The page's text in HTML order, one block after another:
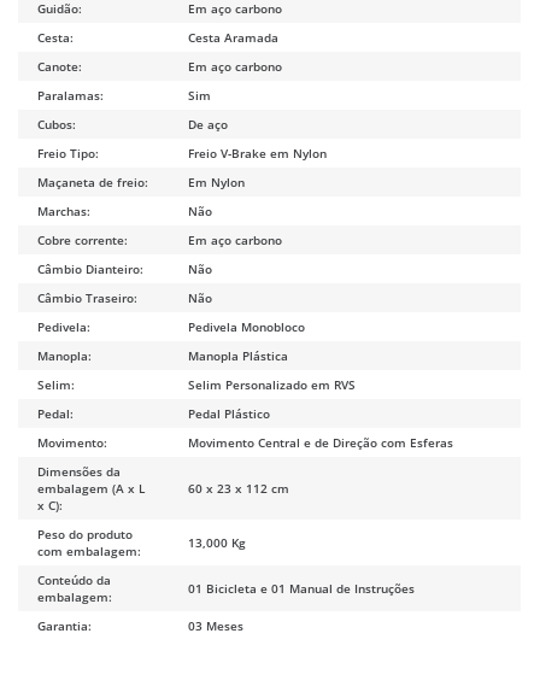
Guidão:
Em aço carbono
Cesta:
Cesta Aramada
Canote:
Em aço carbono
Paralamas:
Sim
Cubos:
De aço
Freio Tipo:
Freio V-Brake em Nylon
Maçaneta de freio:
Em Nylon
Marchas:
Não
Cobre corrente:
Em aço carbono
Câmbio Dianteiro:
Não
Câmbio Traseiro:
Não
Pedivela:
Pedivela Monobloco
Manopla:
Manopla Plástica
Selim:
Selim Personalizado em RVS
Pedal:
Pedal Plástico
Movimento:
Movimento Central e de Direção com Esferas
Dimensões da
embalagem (A x L
x C):
60 x 23 x 112 cm
Peso do produto
com embalagem:
13,000 Kg
Conteúdo da
embalagem:
01 Bicicleta e 01 Manual de Instruções
Garantia: 03 Meses